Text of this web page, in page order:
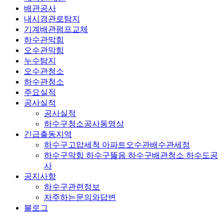
배관공사
내시경관로탐지
기계배관펌프교체
하수관막힘
오수관막힘
누수탐지
오수관청소
하수관청소
주요실적
공사실적
공사실적
하수구청소공사동영상
긴급출동지역
하수구고압세척 아파트오수관배수관세정
하수구막힘 하수구뚫음 하수구배관청소 하수도공
사
공지사항
하수구관련정보
자주하는문의와답변
블로그